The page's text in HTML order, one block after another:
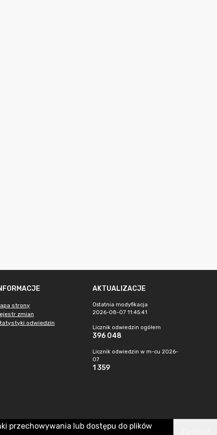
strony
zmian
odwiedzin
AKTUALIZACJE
Ostatnia modyfikacja
2026-08-07 11:45:41
Licznik odwiedzin ogółem
396 048
Licznik odwiedzin w m-cu 2026-
07
1 359
przechowywania lub dostępu do plików